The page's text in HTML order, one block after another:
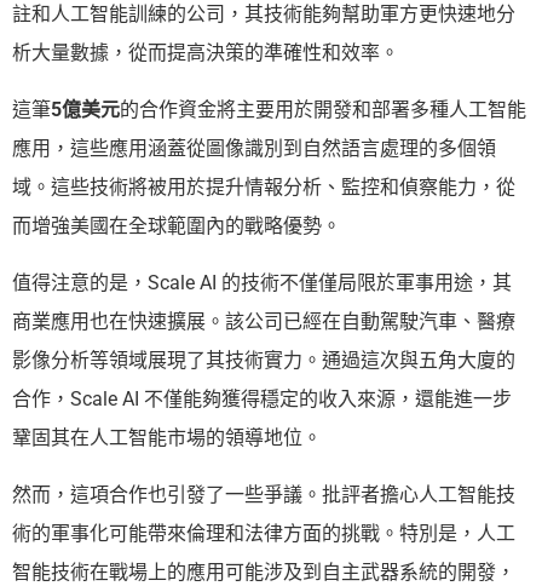
註和人工智能訓練的公司，其技術能夠幫助軍方更快速地分
析大量數據，從而提高決策的準確性和效率。
這筆5億美元的合作資金將主要用於開發和部署多種人工智能
應用，這些應用涵蓋從圖像識別到自然語言處理的多個領
域。這些技術將被用於提升情報分析、監控和偵察能力，從
而增強美國在全球範圍內的戰略優勢。
值得注意的是，Scale AI 的技術不僅僅局限於軍事用途，其
商業應用也在快速擴展。該公司已經在自動駕駛汽車、醫療
影像分析等領域展現了其技術實力。通過這次與五角大廈的
合作，Scale AI 不僅能夠獲得穩定的收入來源，還能進一步
鞏固其在人工智能市場的領導地位。
然而，這項合作也引發了一些爭議。批評者擔心人工智能技
術的軍事化可能帶來倫理和法律方面的挑戰。特別是，人工
智能技術在戰場上的應用可能涉及到自主武器系統的開發，